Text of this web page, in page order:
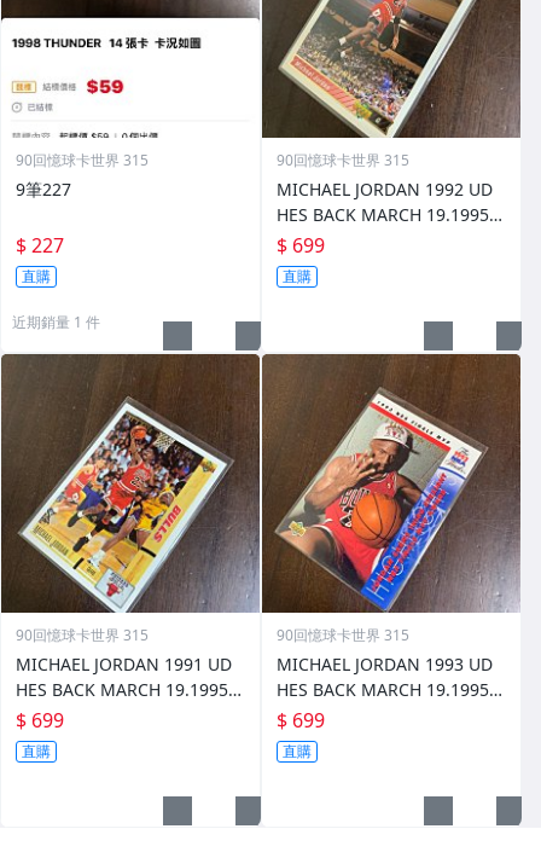
90回憶球卡世界 315
9筆227
$ 227
直購
近期銷量 1 件
90回憶球卡世界 315
MICHAEL JORDAN 1992 UD
HES BACK MARCH 19.1995
復出金字版 前後圖
$ 699
直購
90回憶球卡世界 315
MICHAEL JORDAN 1991 UD
HES BACK MARCH 19.1995
復出金字版 前後圖
$ 699
直購
90回憶球卡世界 315
MICHAEL JORDAN 1993 UD
HES BACK MARCH 19.1995
復出金字版 前後圖
$ 699
直購